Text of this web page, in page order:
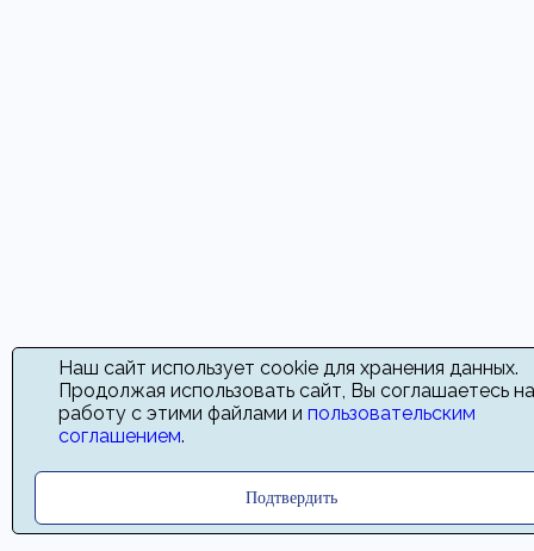
Наш сайт использует cookie для хранения данных.
Продолжая использовать сайт, Вы соглашаетесь на
работу с этими файлами и пользовательским
соглашением.
Подтвердить